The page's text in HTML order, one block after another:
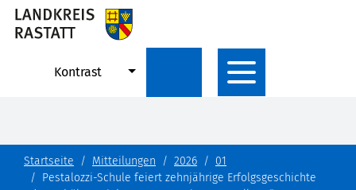
Kontrast
Startseite Mitteilungen 2026
01
Pestalozzi-Schule feiert zehnjährige Erfolgsgeschichte